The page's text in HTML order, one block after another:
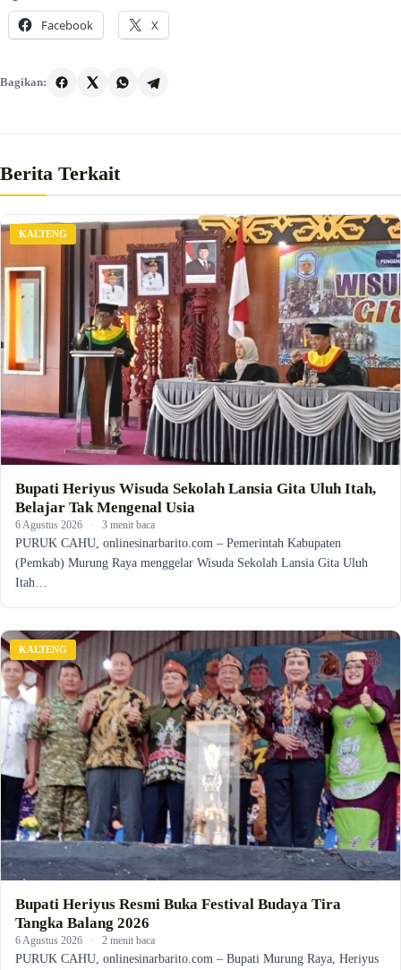
Facebook X
Bagikan:
Berita Terkait
KALTENG
Bupati Heriyus Wisuda Sekolah Lansia Gita Uluh Itah,
Belajar Tak Mengenal Usia
6 Agustus 2026 · 3 menit baca
PURUK CAHU, onlinesinarbarito.com – Pemerintah Kabupaten
(Pemkab) Murung Raya menggelar Wisuda Sekolah Lansia Gita Uluh
Itah…
KALTENG
Bupati Heriyus Resmi Buka Festival Budaya Tira
Tangka Balang 2026
6 Agustus 2026 · 2 menit baca
PURUK CAHU, onlinesinarbarito.com – Bupati Murung Raya, Heriyus